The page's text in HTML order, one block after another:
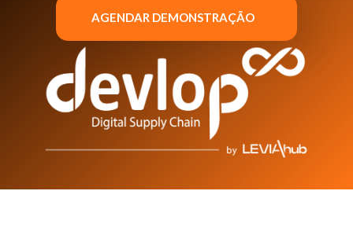
AGENDAR DEMONSTRAÇÃO